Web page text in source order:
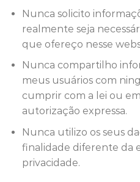
Nunca solicito
realmente seja
que ofereço nesse
Nunca compartilho
meus usuários com
cumprir com a lei ou
autorização expressa.
Nunca utilizo os seus
finalidade diferente da
privacidade.